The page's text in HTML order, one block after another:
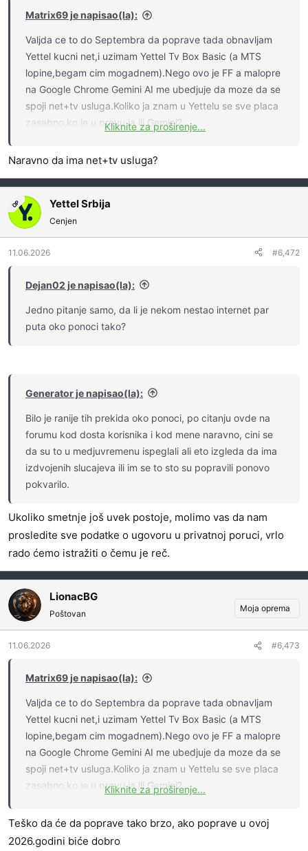
Matrix69 je napisao(la):
Valjda ce to do Septembra da poprave tada obnavljam
Yettel kucni net,i uzimam Yettel Tv Box Basic (a MTS
lopine,begam cim mogadnem).Nego ovo je FF a malopre
na Google Chrome Gemini AI me ubedjuje da moze da se
spoji net+tv usluga.Koliko ja znam u Yettelu se sve placa
zasebno,ko je u pravu ja ili Gemini?
Box paketi...izgleda 🤔
Kliknite za proširenje...
Naravno da ima net+tv usluga?
OP Yettel Srbija
Cenjen
11.06.2026 #6,472
Dejan02 je napisao(la):
Jedno pitanje samo, da li je nekom nestao internet par
puta oko ponoci tako?
Generator je napisao(la):
Bilo je ranije tih prekida oko ponoci, po citanju ovde na
forumu kod dosta korisnika i kod mene naravno, cini se
da su to u medjuvremenu ispeglali ali eto izgleda da ima
izdvojenih slucajeva ili im se to sto su popravili ponovo
pokvarilo.
Ukoliko smetnje još uvek postoje, molimo vas da nam
prosledite sve podatke o ugovoru u privatnoj poruci, vrlo
rado ćemo istražiti o čemu je reč.
LionacBG
Poštovan
Moja oprema
11.06.2026 #6,473
Matrix69 je napisao(la):
Valjda ce to do Septembra da poprave tada obnavljam
Yettel kucni net,i uzimam Yettel Tv Box Basic (a MTS
lopine,begam cim mogadnem).Nego ovo je FF a malopre
na Google Chrome Gemini AI me ubedjuje da moze da se
spoji net+tv usluga.Koliko ja znam u Yettelu se sve placa
zasebno,ko je u pravu ja ili Gemini?
Box paketi...izgleda🤔
Kliknite za proširenje...
Teško da će da poprave tako brzo, ako poprave u ovoj
2026.godini biće dobro